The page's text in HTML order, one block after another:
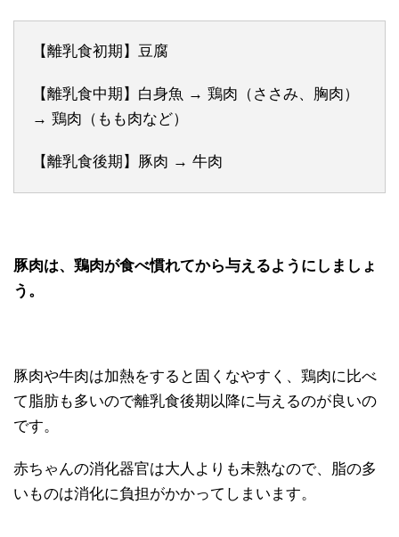
【離乳食初期】豆腐
【離乳食中期】白身魚 → 鶏肉（ささみ、胸肉）
→ 鶏肉（もも肉など）
【離乳食後期】豚肉 → 牛肉
豚肉は、鶏肉が食べ慣れてから与えるようにしましょ
う。
豚肉や牛肉は加熱をすると固くなやすく、鶏肉に比べ
て脂肪も多いので離乳食後期以降に与えるのが良いの
です。
赤ちゃんの消化器官は大人よりも未熟なので、脂の多
いものは消化に負担がかかってしまいます。